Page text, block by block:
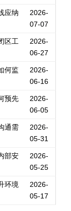
应纳
2026-
07-07
区工
2026-
06-27
何监
2026-
06-16
预先
2026-
06-05
通需
2026-
05-31
部安
2026-
05-25
环境
2026-
05-17